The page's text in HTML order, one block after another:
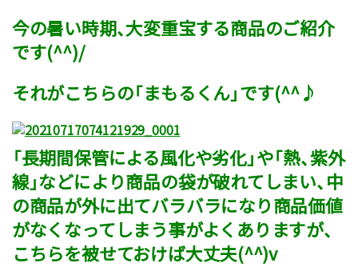
今の暑い時期、大変重宝する商品のご紹介
です(^^)/
それがこちらの「まもるくん」です(^^♪
「長期間保管による風化や劣化」や「熱、紫外
線」などにより商品の袋が破れてしまい、中
の商品が外に出てバラバラになり商品価値
がなくなってしまう事がよくありますが、
こちらを被せておけば大丈夫(^^)v